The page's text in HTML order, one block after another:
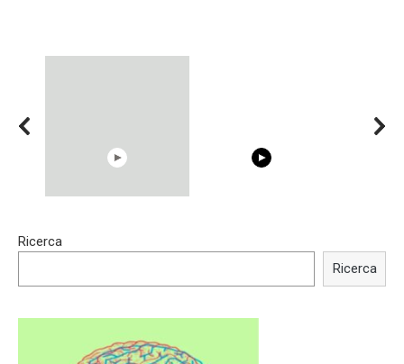
Shocking illusion - Pretty
Trying BOLLYWOOD
Ricerca
Ricerca